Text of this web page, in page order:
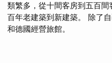
類繁多，從十間客房到五百
百年老建築到新建築。 除了
和德國經營旅館。